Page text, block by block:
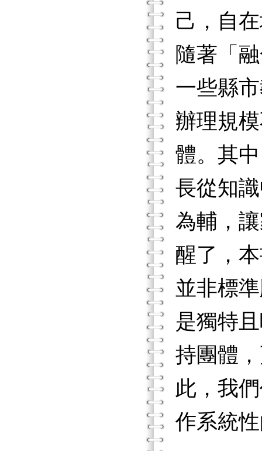
己，自
隨著「
一些縣
辦理規
體。其
長從知
為輔，
醒了，
並非標
是獨特
持團體
此，我
作系統